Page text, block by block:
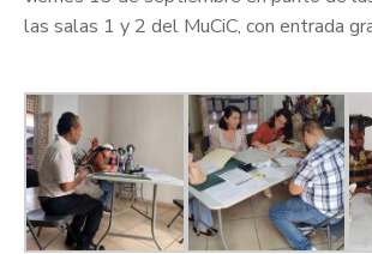
las salas 1 y 2 del MuCiC, con entrada